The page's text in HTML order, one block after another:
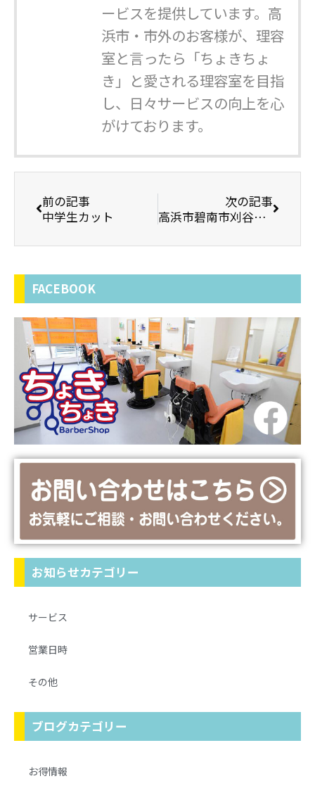
ービスを提供しています。高
浜市・市外のお客様が、理容
室と言ったら「ちょきちょ
き」と愛される理容室を目指
し、日々サービスの向上を心
がけております。
前の記事
中学生カット
次の記事
高浜市碧南市刈谷市半田市西尾市床屋さん理容室とこやさん
FACEBOOK
お知らせカテゴリー
サービス
営業日時
その他
ブログカテゴリー
お得情報